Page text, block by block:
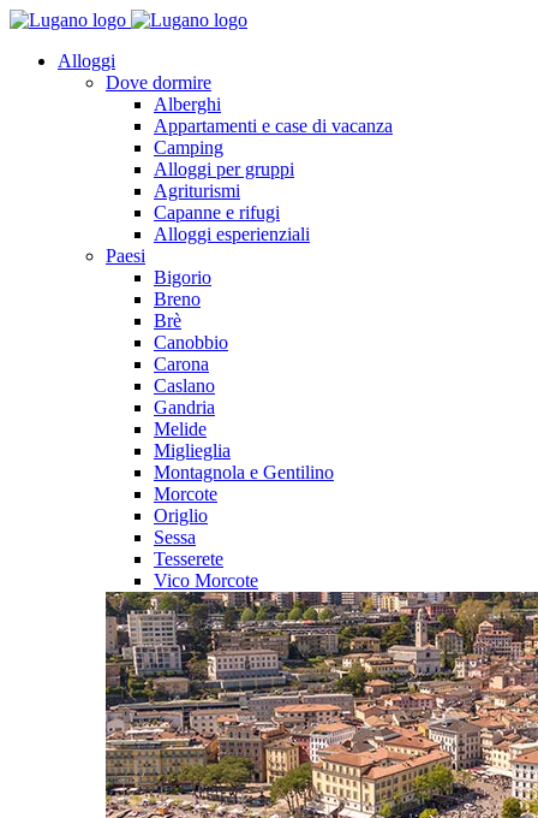
Alloggi
Dove dormire
Alberghi
Appartamenti e case di vacanza
Camping
Alloggi per gruppi
Agriturismi
Capanne e rifugi
Alloggi esperienziali
Paesi
Bigorio
Breno
Brè
Canobbio
Carona
Caslano
Gandria
Melide
Miglieglia
Montagnola e Gentilino
Morcote
Origlio
Sessa
Tesserete
Vico Morcote